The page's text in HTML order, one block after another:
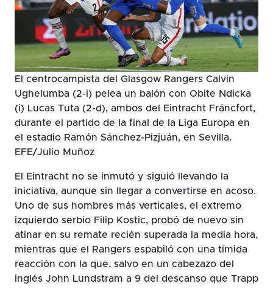
El centrocampista del Glasgow Rangers Calvin
Ughelumba (2-i) pelea un balón con Obite Ndicka
(i) Lucas Tuta (2-d), ambos del Eintracht Fráncfort,
durante el partido de la final de la Liga Europa en
el estadio Ramón Sánchez-Pizjuán, en Sevilla.
EFE/Julio Muñoz
El Eintracht no se inmutó y siguió llevando la
iniciativa, aunque sin llegar a convertirse en acoso.
Uno de sus hombres más verticales, el extremo
izquierdo serbio Filip Kostic, probó de nuevo sin
atinar en su remate recién superada la media hora,
mientras que el Rangers espabiló con una tímida
reacción con la que, salvo en un cabezazo del
inglés John Lundstram a 9 del descanso que Trapp